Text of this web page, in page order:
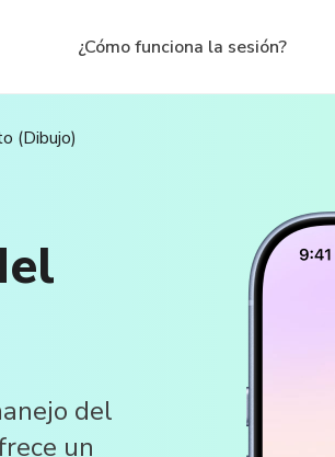
¿Cómo funciona la sesión?
(Dibujo)
del
un